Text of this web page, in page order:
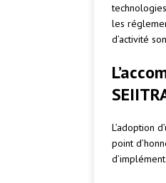
les
d’activité
L’adoption
point